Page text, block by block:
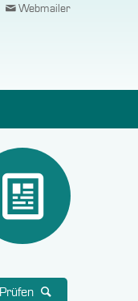
Webmailer
Prüfen